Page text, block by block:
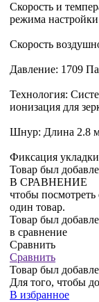
Скорость и
режима
Скорость
Давление: 1709
Технология:
ионизация для
Шнур: Длина 2.8
Фиксация
Товар был
В СРАВНЕНИЕ
чтобы посмотреть
один товар.
Товар был
в сравнение
Сравнить
Сравнить
Товар был
Для того, чтобы
В избранное